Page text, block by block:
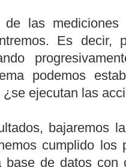
las mediciones
Es decir,
podemos
ejecutan las
bajaremos
cumplido los
base de datos con